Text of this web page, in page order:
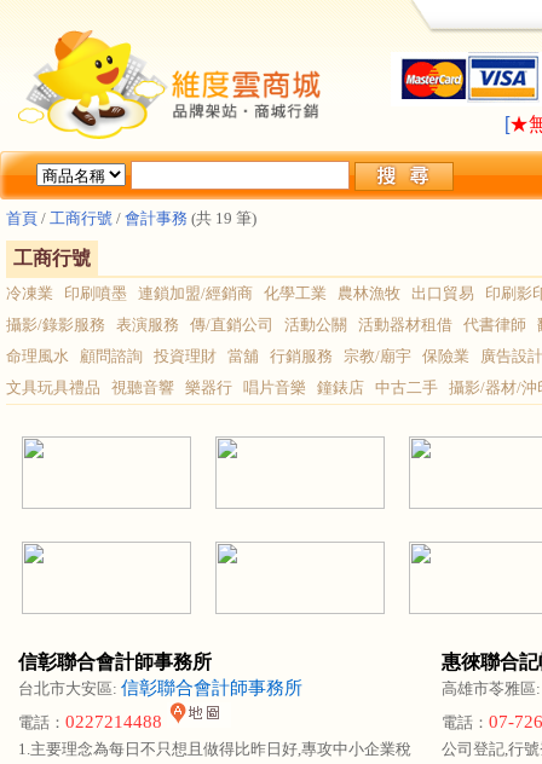
[★
首頁 / 工商行號 / 會計事務 (共 19 筆)
工商行號
冷凍業 印刷噴墨 連鎖加盟/經銷商 化學工業 農林漁牧 出口貿易
印刷影
攝影/錄影服務
表演服務 傳/直銷公司 活動公關 活動器材租借 代書律師
命理風水
顧問諮詢 投資理財 當舖 行銷服務 宗教/廟宇 保險業
廣告設計
文具玩具禮品
視聽音響 樂器行 唱片音樂 鐘錶店 中古二手 攝影/器材/沖
信彰聯合會計師事務所
台北市大安區: 信彰聯合會計師事務所
電話： 0227214488
1.主要理念為每日不只想且做得比昨日好,專攻中小企業稅
惠徠聯合
高雄市苓雅
電話： 07-
公司登記,行